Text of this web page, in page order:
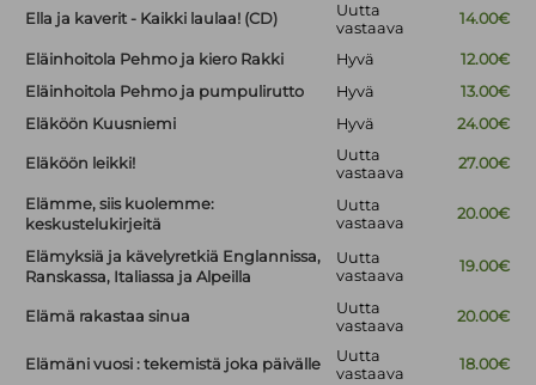
Ella ja kaverit - Kaikki laulaa! (CD)
Uutta
vastaava
14.00€
Eläinhoitola Pehmo ja kiero Rakki Hyvä
12.00€
Eläinhoitola Pehmo ja pumpulirutto
Hyvä
13.00€
Eläköön Kuusniemi
Hyvä 24.00€
Eläköön leikki!
Uutta
vastaava
27.00€
Elämme, siis kuolemme:
keskustelukirjeitä
Uutta
vastaava
20.00€
Elämyksiä ja kävelyretkiä Englannissa,
Ranskassa, Italiassa ja Alpeilla
Uutta
vastaava
19.00€
Elämä rakastaa sinua
Uutta
vastaava
20.00€
Elämäni vuosi : tekemistä joka päivälle
Uutta
vastaava
18.00€